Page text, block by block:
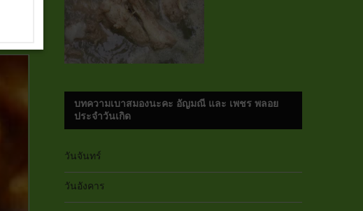
บทความเบาสมองนะคะ อัญมณี และ เพชร พลอย
ประจำวันเกิด
วันจันทร์
วันอังคาร